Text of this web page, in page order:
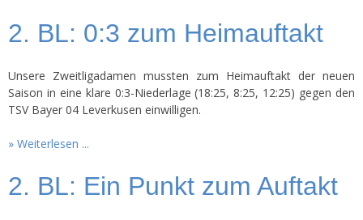
2. BL: 0:3 zum Heimauftakt
Unsere Zweitligadamen mussten zum Heimauftakt der neuen
Saison in eine klare 0:3-Niederlage (18:25, 8:25, 12:25) gegen den
TSV Bayer 04 Leverkusen einwilligen.
Weiterlesen ...
2. BL: Ein Punkt zum Auftakt